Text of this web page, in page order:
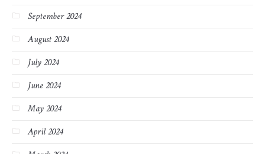
September 2024
August 2024
July 2024
June 2024
May 2024
April 2024